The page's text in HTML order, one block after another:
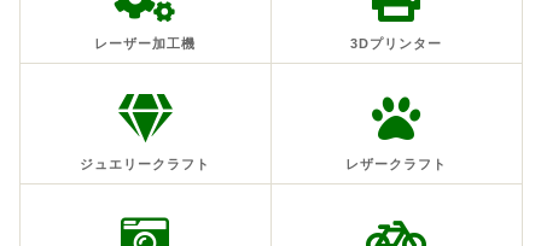
レーザー加工機 3Dプリンター
ジュエリークラフト レザークラフト